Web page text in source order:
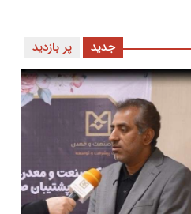
پر بازدید جدید